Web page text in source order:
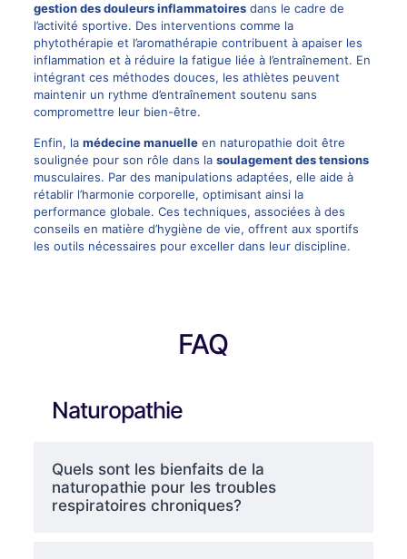
gestion des douleurs inflammatoiresdans le cadre de
l’activité sportive. Des interventions comme la
phytothérapie et l’aromathérapie contribuent à apaiser les
inflammation et à réduire la fatigue liée à l’entraînement. En
intégrant ces méthodes douces, les athlètes peuvent
maintenir un rythme d’entraînement soutenu sans
compromettre leur bien-être.
Enfin, la médecine manuelleen naturopathie doit être
soulignée pour son rôle dans la soulagement des tensions
musculaires. Par des manipulations adaptées, elle aide à
rétablir l’harmonie corporelle, optimisant ainsi la
performance globale. Ces techniques, associées à des
conseils en matière d’hygiène de vie, offrent aux sportifs
les outils nécessaires pour exceller dans leur discipline.
FAQ
Naturopathie
Quels sont les bienfaits de la
naturopathie pour les troubles
respiratoires chroniques?